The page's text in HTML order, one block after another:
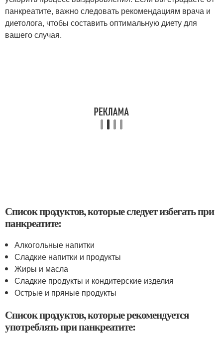
панкреатите, важно следовать рекомендациям врача и
диетолога, чтобы составить оптимальную диету для
вашего случая.
Список продуктов, которые следует избегать при
панкреатите:
Алкогольные напитки
Сладкие напитки и продукты
Жиры и масла
Сладкие продукты и кондитерские изделия
Острые и пряные продукты
Список продуктов, которые рекомендуется
употреблять при панкреатите: